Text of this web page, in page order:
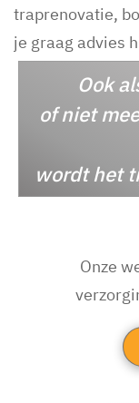
traprenovatie,
je graag advies
Ook
of niet
wordt het
Onze